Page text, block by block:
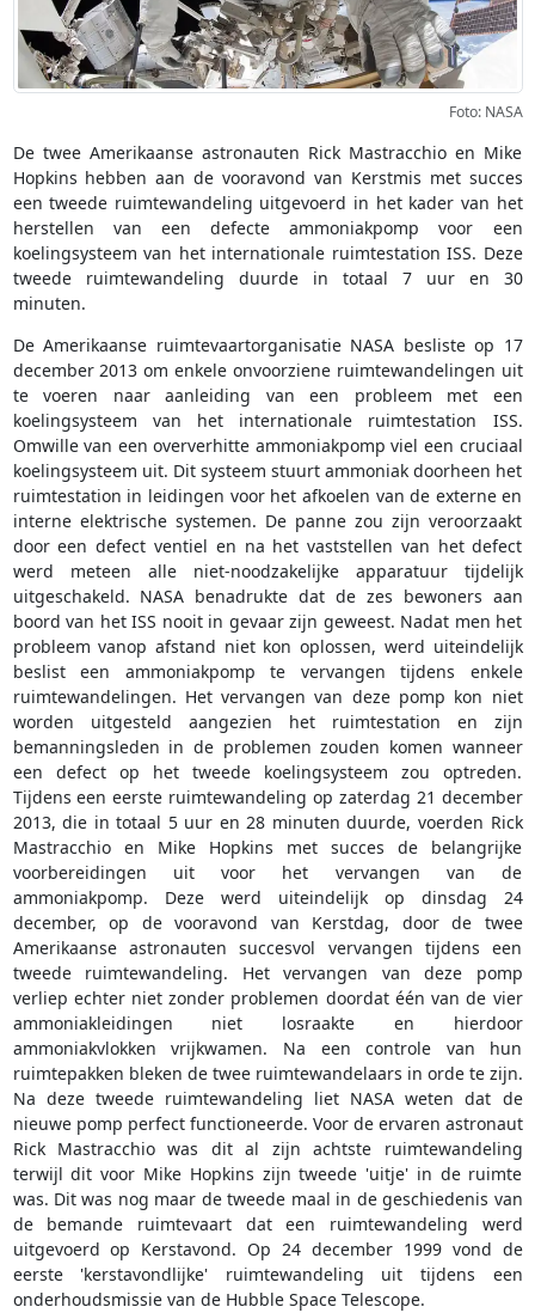
Foto: NASA
De twee Amerikaanse astronauten Rick Mastracchio en Mike
Hopkins hebben aan de vooravond van Kerstmis met succes
een tweede ruimtewandeling uitgevoerd in het kader van het
herstellen van een defecte ammoniakpomp voor een
koelingsysteem van het internationale ruimtestation ISS. Deze
tweede ruimtewandeling duurde in totaal 7 uur en 30
minuten.
De Amerikaanse ruimtevaartorganisatie NASA besliste op 17
december 2013 om enkele onvoorziene ruimtewandelingen uit
te voeren naar aanleiding van een probleem met een
koelingsysteem van het internationale ruimtestation ISS.
Omwille van een oververhitte ammoniakpomp viel een cruciaal
koelingsysteem uit. Dit systeem stuurt ammoniak doorheen het
ruimtestation in leidingen voor het afkoelen van de externe en
interne elektrische systemen. De panne zou zijn veroorzaakt
door een defect ventiel en na het vaststellen van het defect
werd meteen alle niet-noodzakelijke apparatuur tijdelijk
uitgeschakeld. NASA benadrukte dat de zes bewoners aan
boord van het ISS nooit in gevaar zijn geweest. Nadat men het
probleem vanop afstand niet kon oplossen, werd uiteindelijk
beslist een ammoniakpomp te vervangen tijdens enkele
ruimtewandelingen. Het vervangen van deze pomp kon niet
worden uitgesteld aangezien het ruimtestation en zijn
bemanningsleden in de problemen zouden komen wanneer
een defect op het tweede koelingsysteem zou optreden.
Tijdens een eerste ruimtewandeling op zaterdag 21 december
2013, die in totaal 5 uur en 28 minuten duurde, voerden Rick
Mastracchio en Mike Hopkins met succes de belangrijke
voorbereidingen uit voor het vervangen van de
ammoniakpomp. Deze werd uiteindelijk op dinsdag 24
december, op de vooravond van Kerstdag, door de twee
Amerikaanse astronauten succesvol vervangen tijdens een
tweede ruimtewandeling. Het vervangen van deze pomp
verliep echter niet zonder problemen doordat één van de vier
ammoniakleidingen niet losraakte en hierdoor
ammoniakvlokken vrijkwamen. Na een controle van hun
ruimtepakken bleken de twee ruimtewandelaars in orde te zijn.
Na deze tweede ruimtewandeling liet NASA weten dat de
nieuwe pomp perfect functioneerde. Voor de ervaren astronaut
Rick Mastracchio was dit al zijn achtste ruimtewandeling
terwijl dit voor Mike Hopkins zijn tweede 'uitje' in de ruimte
was. Dit was nog maar de tweede maal in de geschiedenis van
de bemande ruimtevaart dat een ruimtewandeling werd
uitgevoerd op Kerstavond. Op 24 december 1999 vond de
eerste 'kerstavondlijke' ruimtewandeling uit tijdens een
onderhoudsmissie van de Hubble Space Telescope.